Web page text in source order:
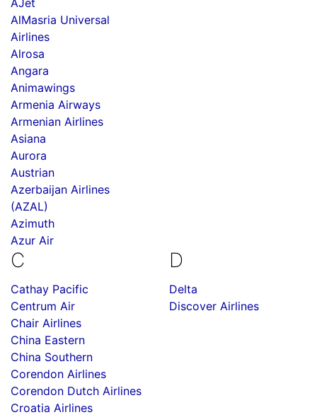
AJet
AlMasria Universal
Airlines
Alrosa
Angara
Animawings
Armenia Airways
Armenian Airlines
Asiana
Aurora
Austrian
Azerbaijan Airlines
(AZAL)
Azimuth
Azur Air
C
Cathay Pacific
Centrum Air
Chair Airlines
China Eastern
China Southern
Corendon Airlines
Corendon Dutch Airlines
Croatia Airlines
D
Delta
Discover Airlines